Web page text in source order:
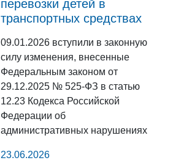
перевозки детей в
транспортных средствах
09.01.2026 вступили в законную
силу изменения, внесенные
Федеральным законом от
29.12.2025 № 525-ФЗ в статью
12.23 Кодекса Российской
Федерации об
административных нарушениях
23.06.2026